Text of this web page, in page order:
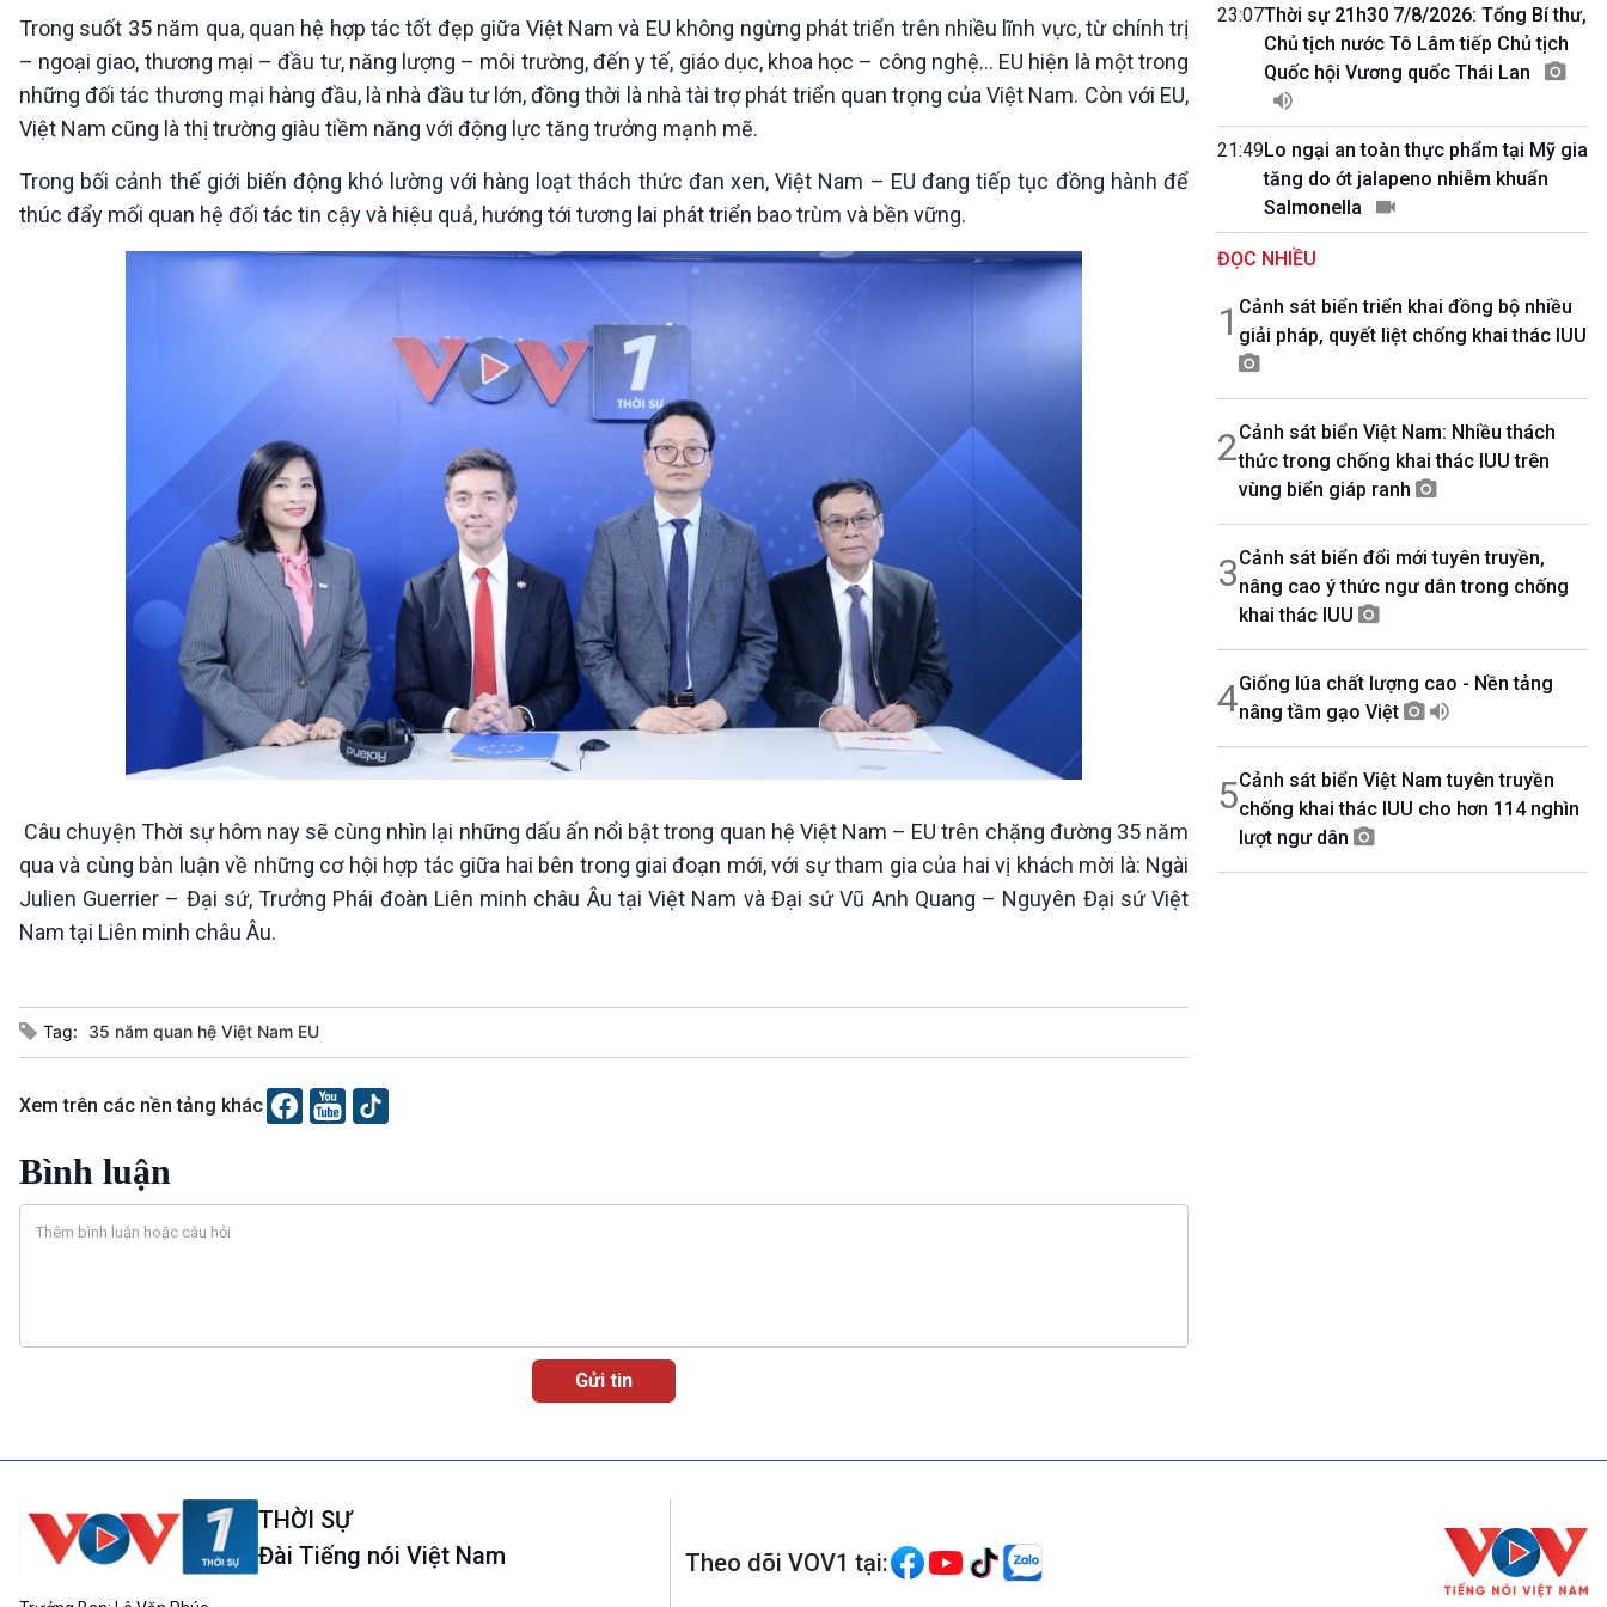
Chuyển đổi Xanh
Tài nguyên và Môi trường
Chuyên gia của bạn
Xã hội chuyển động
Sống chung với biến đổi
khí hậu
Câu chuyện Thể thao
Infographic
E-Magazine
10 phút Sự kiện - Luận bàn
Câu chuyện thời sự
Dòng chảy sự kiện
Diễn đàn chủ nhật
Chuyện đêm
VOV1 đặc biệt
Thanh âm ký sự
Chân dung cuộc sống
Trong suốt 35 năm qua, quan hệ hợp tác tốt đẹp giữa Việt Nam và EU không ngừng phát triển trên nhiều lĩnh vực, từ chính trị
– ngoại giao, thương mại – đầu tư, năng lượng – môi trường, đến y tế, giáo dục, khoa học – công nghệ… EU hiện là một trong
những đối tác thương mại hàng đầu, là nhà đầu tư lớn, đồng thời là nhà tài trợ phát triển quan trọng của Việt Nam. Còn với EU,
Việt Nam cũng là thị trường giàu tiềm năng với động lực tăng trưởng mạnh mẽ.
Trong bối cảnh thế giới biến động khó lường với hàng loạt thách thức đan xen, Việt Nam – EU đang tiếp tục đồng hành để
thúc đẩy mối quan hệ đối tác tin cậy và hiệu quả, hướng tới tương lai phát triển bao trùm và bền vững.
Câu chuyện Thời sự hôm nay sẽ cùng nhìn lại những dấu ấn nổi bật trong quan hệ Việt Nam – EU trên chặng đường 35 năm
qua và cùng bàn luận về những cơ hội hợp tác giữa hai bên trong giai đoạn mới, với sự tham gia của hai vị khách mời là: Ngài
Julien Guerrier – Đại sứ, Trưởng Phái đoàn Liên minh châu Âu tại Việt Nam và Đại sứ Vũ Anh Quang – Nguyên Đại sứ Việt
Nam tại Liên minh châu Âu.
Tag: 35 năm quan hệ Việt Nam EU
Xem trên các nền tảng khác
Bình luận
23:07Thời sự 21h30 7/8/2026: Tổng Bí thư,
Chủ tịch nước Tô Lâm tiếp Chủ tịch
Quốc hội Vương quốc Thái Lan
21:49Lo ngại an toàn thực phẩm tại Mỹ gia
tăng do ớt jalapeno nhiễm khuẩn
Salmonella
ĐỌC NHIỀU
1 Cảnh sát biển triển khai đồng bộ nhiều
giải pháp, quyết liệt chống khai thác IUU
2Cảnh sát biển Việt Nam: Nhiều thách
thức trong chống khai thác IUU trên
vùng biển giáp ranh
3Cảnh sát biển đổi mới tuyên truyền,
nâng cao ý thức ngư dân trong chống
khai thác IUU
4Giống lúa chất lượng cao - Nền tảng
nâng tầm gạo Việt
5Cảnh sát biển Việt Nam tuyên truyền
chống khai thác IUU cho hơn 114 nghìn
lượt ngư dân
THỜI SỰ
Đài Tiếng nói Việt Nam
Theo dõi VOV1 tại: